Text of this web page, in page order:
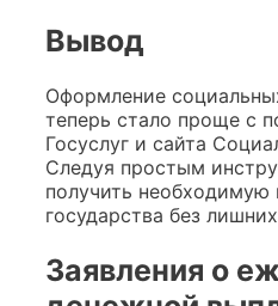
Вывод
Оформление
теперь стало проще с
Госуслуг и сайта
Следуя простым
получить необходимую
государства без
Заявления о